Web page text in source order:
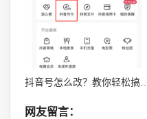
抖音号怎么改？教你轻松搞定抖音号修改步骤！
网友留言：